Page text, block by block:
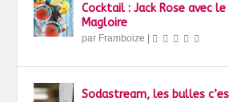
Cocktail : Jack Rose avec
Magloire
par Framboize |
Sodastream, les bulles